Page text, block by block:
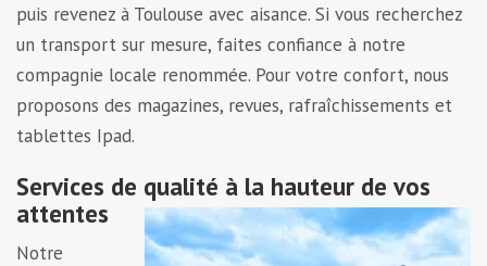
puis revenez à Toulouse avec aisance. Si vous recherchez
un transport sur mesure, faites confiance à notre
compagnie locale renommée. Pour votre confort, nous
proposons des magazines, revues, rafraîchissements et
tablettes Ipad.
Services de qualité à la hauteur de vos
attentes
Notre